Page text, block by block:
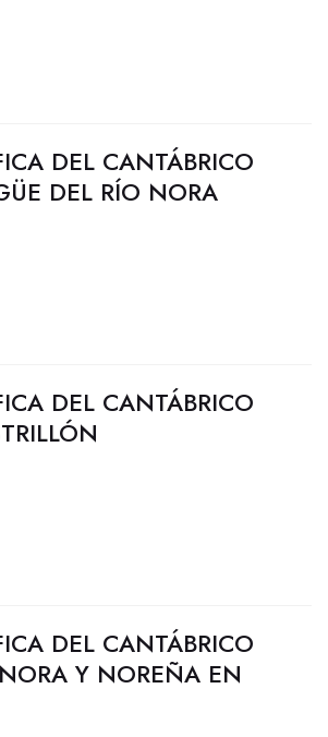
DEL CANTÁBRICO
DEL RÍO NORA
DEL CANTÁBRICO
DEL CANTÁBRICO
Y NOREÑA EN